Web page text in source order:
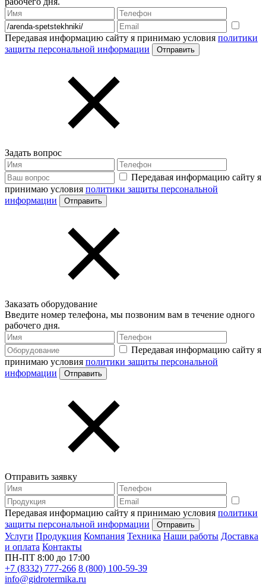
Передавая информацию сайту я принимаю условия политики
защиты персональной информации
Задать вопрос
Передавая информацию сайту я
принимаю условия политики защиты персональной
информации
Заказать оборудование
Введите номер телефона, мы позвоним вам в течение одного
рабочего дня.
Передавая информацию сайту я
принимаю условия политики защиты персональной
информации
Отправить заявку
Передавая информацию сайту я принимаю условия политики
защиты персональной информации
Услуги Продукция Компания Техника Наши работы Доставка
и оплата Контакты
ПН-ПТ 8:00 до 17:00
+7 (8332) 777-266 8 (800) 100-59-39
info@gidrotermika.ru